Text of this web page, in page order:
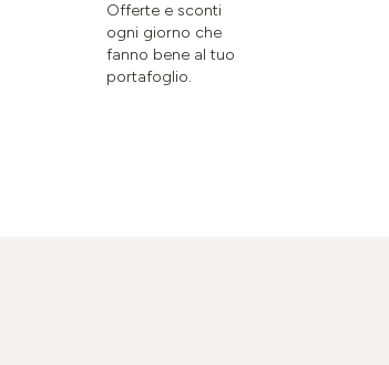
Offerte e sconti
ogni giorno che
fanno bene al tuo
portafoglio.